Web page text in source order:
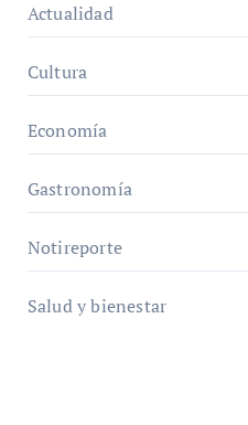
Actualidad
Cultura
Economía
Gastronomía
Notireporte
Salud y bienestar